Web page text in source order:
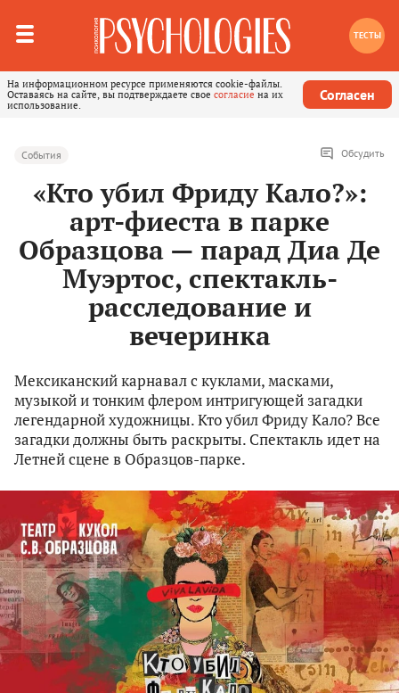
ТЕСТЫ
На информационном ресурсе применяются cookie-файлы.
Оставаясь на сайте, вы подтверждаете свое согласие на их
использование.
Согласен
События Обсудить
«Кто убил Фриду Кало?»:
арт-фиеста в парке
Образцова — парад Диа Де
Муэртос, спектакль-
расследование и
вечеринка
Мексиканский карнавал с куклами, масками,
музыкой и тонким флером интригующей загадки
легендарной художницы. Кто убил Фриду Кало? Все
загадки должны быть раскрыты. Спектакль идет на
Летней сцене в Образцов-парке.